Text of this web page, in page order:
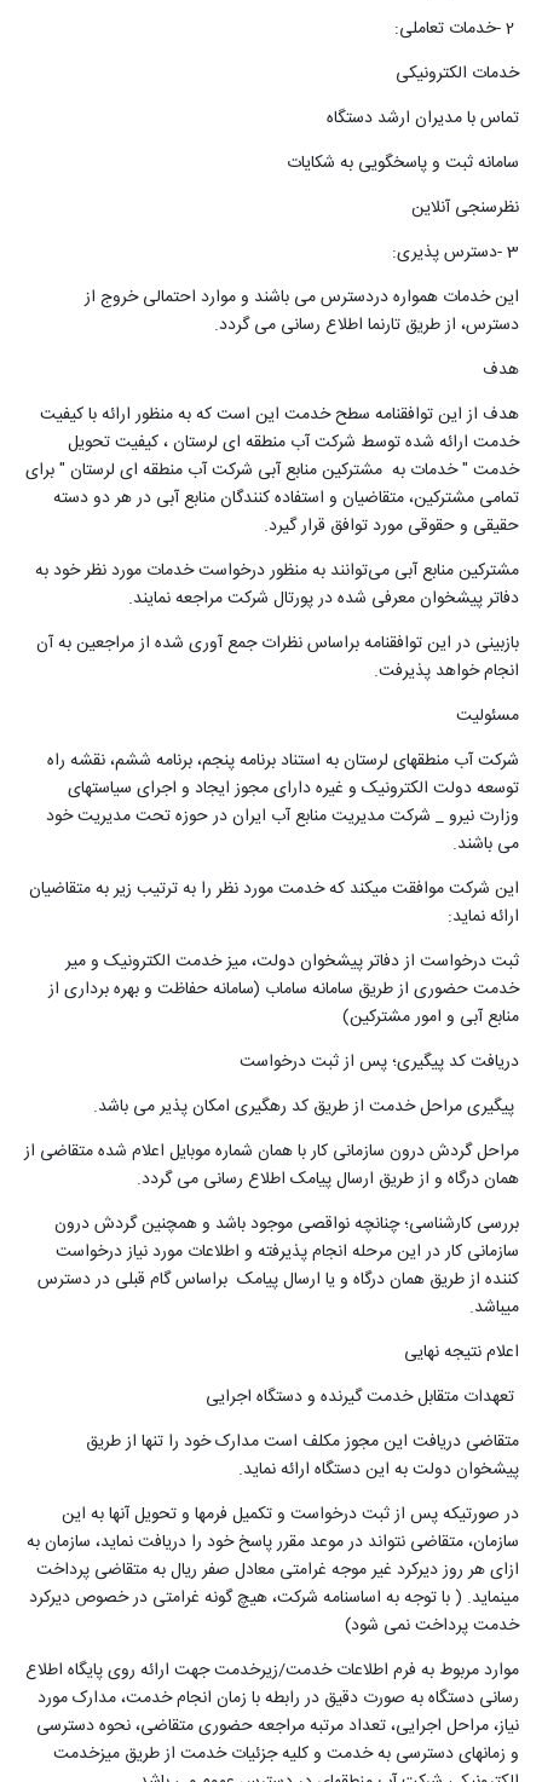
2
-خدمات تعاملی:
خدمات الکترونیکی
تماس با مدیران ارشد دستگاه
سامانه ثبت و پاسخگویی به شکایات
نظرسنجی آنلاین
3
-دسترس پذیری:
این خدمات همواره دردسترس می باشند و موارد احتمالی خروج از
دسترس، از طریق تارنما اطلاع رسانی می گردد.
هدف
هدف از این توافقنامه سطح خدمت این است که به منظور ارائه با کیفیت
خدمت ارائه شده توسط شرکت­ آب منطقه ای لرستان ، کیفیت تحویل
خدمت " خدمات به مشترکین منابع آبی شرکت آب منطقه ای لرستان " برای
تمامی مشترکین، متقاضیان و استفاده کنندگان منابع آبی در هر دو دسته
حقیقی و حقوقی مورد توافق قرار گیرد.
مشترکین منابع آبی می‌توانند به منظور درخواست خدمات مورد نظر خود به
دفاتر پیشخوان معرفی شده در پورتال شرکت مراجعه نمایند.
بازبینی در این توافقنامه براساس نظرات جمع آوری شده از مراجعین به آن
انجام خواهد پذیرفت.
مسئولیت
شرکت آب منطقه­ای لرستان به استناد برنامه پنجم، برنامه ششم، نقشه راه
توسعه دولت الکترونیک و غیره دارای مجوز ایجاد و اجرای سیاست­های
وزارت نیرو _ شرکت مدیریت منابع آب ایران در حوزه تحت مدیریت خود
می باشند.
این شرکت موافقت می­کند که خدمت مورد نظر را به ترتیب زیر به متقاضیان
ارائه نماید:
ثبت درخواست از دفاتر پیشخوان دولت، میز خدمت الکترونیک و میر
خدمت حضوری از طریق سامانه ساماب (سامانه حفاظت و بهره برداری از
منابع آبی و امور مشترکین)
دریافت کد پیگیری؛ پس از ثبت درخواست
پیگیری مراحل خدمت از طریق کد رهگیری امکان پذیر می باشد.
مراحل گردش درون سازمانی کار با همان شماره موبایل اعلام شده متقاضی از
همان درگاه و از طریق ارسال پیامک اطلاع رسانی می گردد.
بررسی کارشناسی؛ چنانچه نواقصی موجود باشد و همچنین گردش درون
سازمانی کار در این مرحله انجام پذیرفته و اطلاعات مورد نیاز درخواست
کننده از طریق همان درگاه و یا ارسال پیامک براساس گام قبلی در دسترس
می­باشد.
اعلام نتیجه نهایی
تعهدات متقابل خدمت گیرنده و دستگاه اجرایی
متقاضی دریافت این مجوز مکلف است مدارک خود را تنها از طریق
پیشخوان دولت به این دستگاه ارائه نماید.
در صورتیکه پس از ثبت درخواست و تکمیل فرم­ها و تحویل آنها به این
سازمان، متقاضی نتواند در موعد مقرر پاسخ خود را دریافت نماید، سازمان به
ازای هر روز دیرکرد غیر موجه غرامتی معادل صفر ریال به متقاضی پرداخت
می­نماید. ( با توجه به اساسنامه شرکت، هیچ گونه غرامتی در خصوص دیرکرد
خدمت پرداخت نمی شود)
موارد مربوط به فرم اطلاعات خدمت/زیرخدمت جهت ارائه روی پایگاه اطلاع
رسانی دستگاه به صورت دقیق در رابطه با زمان انجام خدمت، مدارک مورد
نیاز، مراحل اجرایی، تعداد مرتبه مراجعه حضوری متقاضی، نحوه دسترسی
و زمان­های دسترسی به خدمت و کلیه جزئیات خدمت از طریق میزخدمت